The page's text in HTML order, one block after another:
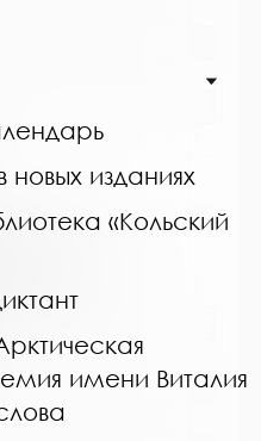
изданиях
«Кольский
имени Виталия
слепых и